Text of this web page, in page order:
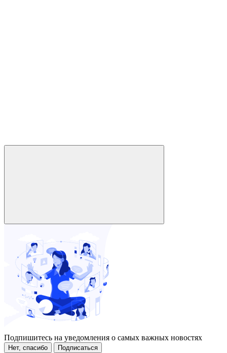
Подпишитесь на уведомления о самых важных новостях
Нет, спасибо Подписаться